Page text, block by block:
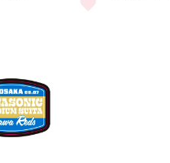
ーム型カーマグネット/2nd をもっ
26-27 ユ